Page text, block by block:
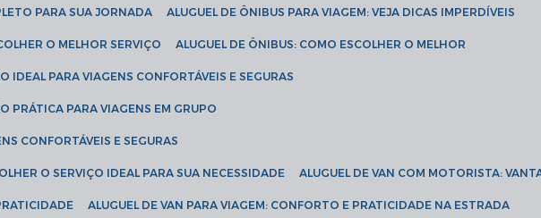
PARA SUA JORNADA ALUGUEL DE ÔNIBUS PARA VIAGEM: VEJA DICAS IMPERDÍVEIS
O MELHOR SERVIÇO ALUGUEL DE ÔNIBUS: COMO ESCOLHER O MELHOR
IDEAL PARA VIAGENS CONFORTÁVEIS E SEGURAS
PRÁTICA PARA VIAGENS EM GRUPO
CONFORTÁVEIS E SEGURAS
O SERVIÇO IDEAL PARA SUA NECESSIDADE ALUGUEL DE VAN COM MOTORISTA:
ALUGUEL DE VAN PARA VIAGEM: CONFORTO E PRATICIDADE NA ESTRADA